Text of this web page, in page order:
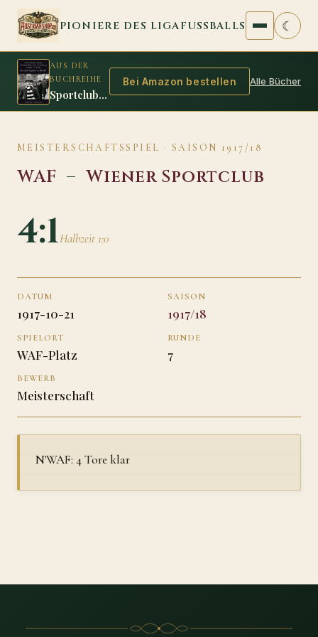
Zum Inhalt springen
PIONIERE DES LIGAFUSSBALLS ☾
AUS DER
BUCHREIHE
Sportclubs erster Meistertitel und Sindelars erster Auftritt
Bei Amazon bestellen Alle Bücher
MEISTERSCHAFTSSPIEL · SAISON 1917/18
WAF –Wiener Sportclub
4:1Halbzeit 1:0
DATUM
1917-10-21
SAISON
1917/18
SPIELORT
WAF-Platz
RUNDE
7
BEWERB
Meisterschaft
N'WAF: 4 Tore klar